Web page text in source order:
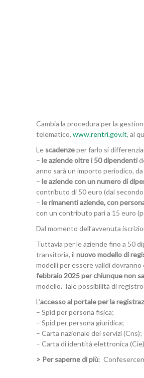
Cambia la procedura per la
telematico, www.rentri.gov.it, al
Le scadenzeper farlo si
– le aziende oltre i 50 dipendenti
anno sarà un importo periodico,
– le aziende con un numero di
contributo di 50 euro (dal
– le rimanenti aziende, con
con un contributo pari a 15 euro
Dal momento dell’avvenuta
Tuttavia per le aziende fino a 50
transitoria, il nuovo modello di
modelli per essere validi dovranno
febbraio 2025 per chiunque non
modello. Tale possibilità di
L’accesso al portale per la
– Spid per persona fisica;
– Spid per persona giuridica;
– Carta nazionale dei servizi (Cns);
– Carta di identità elettronica
> Per saperne di più: